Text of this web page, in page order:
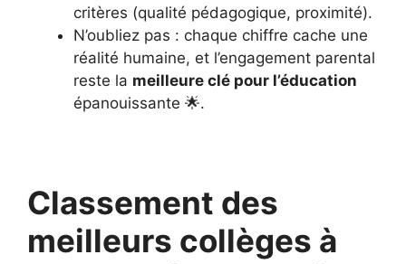
critères (qualité pédagogique, proximité).
N’oubliez pas : chaque chiffre cache une
réalité humaine, et l’engagement parental
reste la meilleure clé pour l’éducation
épanouissante 🌟.
Classement des
meilleurs collèges à